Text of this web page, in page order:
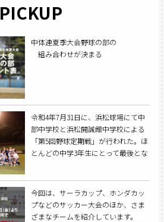
PICKUP
中体連夏季大会野球の部の
組み合わせが決まる
令和4年7月31日に、浜松球場にて中
部中学校と浜松開誠館中学校による
「第5回野球定期戦」が行われた。ほ
とんどの中学3年生にとって最後とな
今回は、サーラカップ、ホンダカッ
プなどのサッカー大会のほか、さま
ざまなチームを紹介しています。